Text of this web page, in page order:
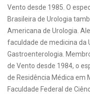
Vento desde 1985. O
Brasileira de Urologia
Americana de Urologia.
faculdade de medicina da
Gastroenterologia.
de Vento desde 1984, o
de Residência Médica em
Faculdade Federal de